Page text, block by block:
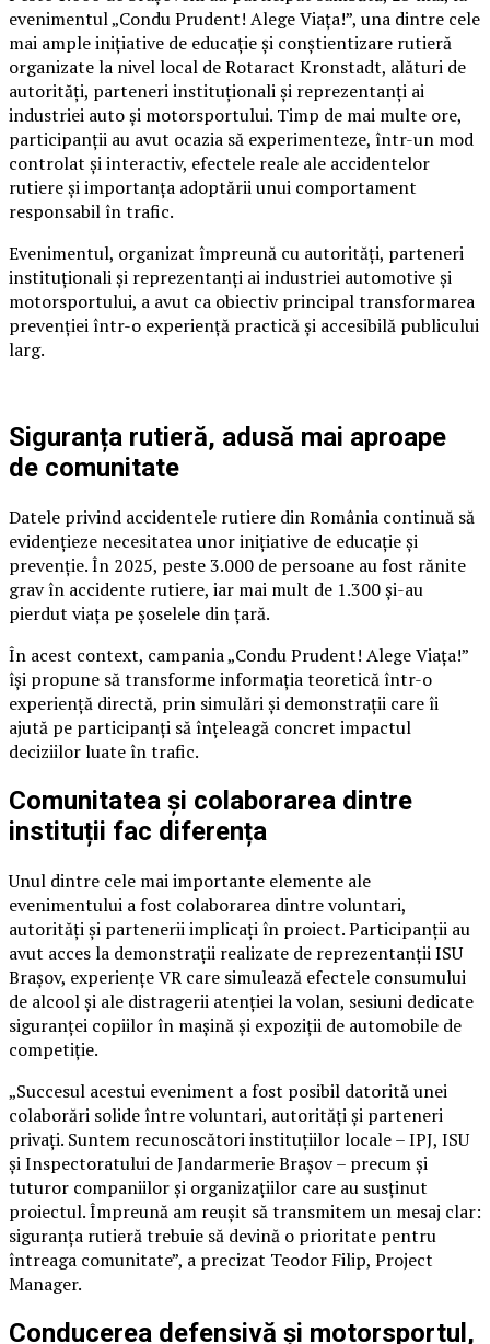
evenimentul „Condu Prudent! Alege Viața!”, una dintre cele
mai ample inițiative de educație și conștientizare rutieră
organizate la nivel local de Rotaract Kronstadt, alături de
autorități, parteneri instituționali și reprezentanți ai
industriei auto și motorsportului. Timp de mai multe ore,
participanții au avut ocazia să experimenteze, într-un mod
controlat și interactiv, efectele reale ale accidentelor
rutiere și importanța adoptării unui comportament
responsabil în trafic.
Evenimentul, organizat împreună cu autorități, parteneri
instituționali și reprezentanți ai industriei automotive și
motorsportului, a avut ca obiectiv principal transformarea
prevenției într-o experiență practică și accesibilă publicului
larg.
Siguranța rutieră, adusă mai aproape
de comunitate
Datele privind accidentele rutiere din România continuă să
evidențieze necesitatea unor inițiative de educație și
prevenție. În 2025, peste 3.000 de persoane au fost rănite
grav în accidente rutiere, iar mai mult de 1.300 și-au
pierdut viața pe șoselele din țară.
În acest context, campania „Condu Prudent! Alege Viața!”
își propune să transforme informația teoretică într-o
experiență directă, prin simulări și demonstrații care îi
ajută pe participanți să înțeleagă concret impactul
deciziilor luate în trafic.
Comunitatea și colaborarea dintre
instituții fac diferența
Unul dintre cele mai importante elemente ale
evenimentului a fost colaborarea dintre voluntari,
autorități și partenerii implicați în proiect. Participanții au
avut acces la demonstrații realizate de reprezentanții ISU
Brașov, experiențe VR care simulează efectele consumului
de alcool și ale distragerii atenției la volan, sesiuni dedicate
siguranței copiilor în mașină și expoziții de automobile de
competiție.
„Succesul acestui eveniment a fost posibil datorită unei
colaborări solide între voluntari, autorități și parteneri
privați. Suntem recunoscători instituțiilor locale – IPJ, ISU
și Inspectoratului de Jandarmerie Brașov – precum și
tuturor companiilor și organizațiilor care au susținut
proiectul. Împreună am reușit să transmitem un mesaj clar:
siguranța rutieră trebuie să devină o prioritate pentru
întreaga comunitate”, a precizat Teodor Filip, Project
Manager.
Conducerea defensivă și motorsportul,